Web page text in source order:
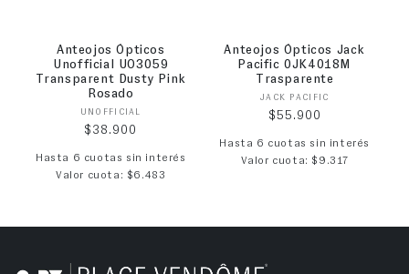
Anteojos Ópticos
Unofficial UO3059
Transparent Dusty Pink
Rosado
Proveedor:
UNOFFICIAL
Precio habitual
$38.900
Hasta 6 cuotas sin interés
Valor cuota: $6.483
Anteojos Ópticos Jack
Pacific 0JK4018M
Trasparente
Proveedor:
JACK PACIFIC
Precio habitual
$55.900
Hasta 6 cuotas sin interés
Valor cuota: $9.317